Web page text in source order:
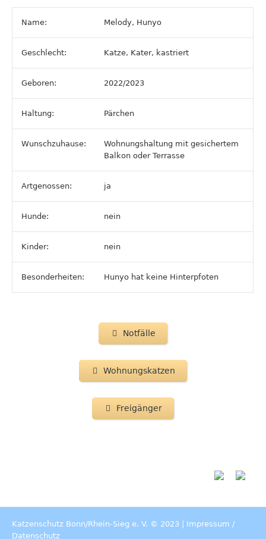
Name: Melody, Hunyo
Geschlecht: Katze, Kater, kastriert
Geboren: 2022/2023
Haltung: Pärchen
Wunschzuhause:
Wohnungshaltung mit gesichertem
Balkon oder Terrasse
Artgenossen: ja
Hunde: nein
Kinder: nein
Besonderheiten: Hunyo hat keine Hinterpfoten
Notfälle
Wohnungskatzen
Freigänger
Katzenschutz Bonn/Rhein-Sieg e. V. © 2023 | Impressum /
Datenschutz